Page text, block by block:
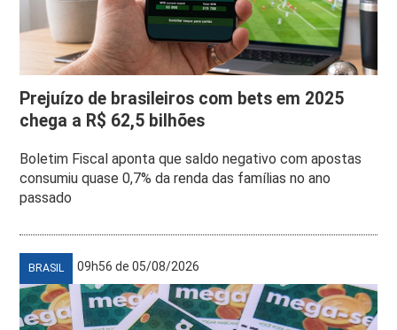
Prejuízo de brasileiros com bets em 2025
chega a R$ 62,5 bilhões
Boletim Fiscal aponta que saldo negativo com apostas
consumiu quase 0,7% da renda das famílias no ano
passado
BRASIL 09h56 de 05/08/2026